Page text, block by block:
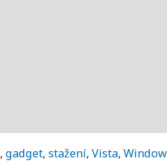
, gadget, stažení, Vista,